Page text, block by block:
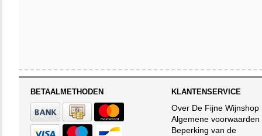
BETAALMETHODEN KLANTENSERVICE
Over De Fijne Wijnshop
Algemene voorwaarden
Beperking van de